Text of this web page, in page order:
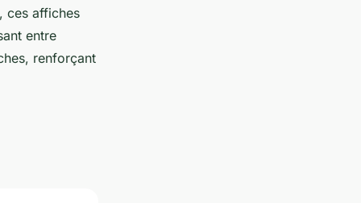
ces affiches
entre
renforçant